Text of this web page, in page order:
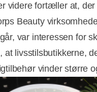
videre fortæller at,
Beauty
Annonce
var interessen for
at livsstilsbutikkerne,
vinder større